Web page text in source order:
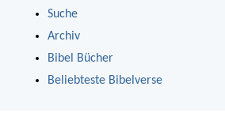
Suche
Archiv
Bibel Bücher
Beliebteste Bibelverse